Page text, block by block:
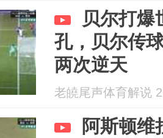
贝尔打爆
孔，贝尔传
两次逆天
老皢尾声体育解说
阿斯顿维